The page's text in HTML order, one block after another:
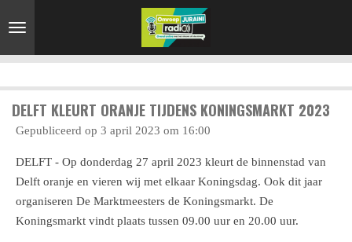
direct
naar
DELFT KLEURT ORANJE TIJDENS KONINGSMARKT 2023
Gepubliceerd op 3 april 2023 om 16:00
DELFT - Op donderdag 27 april 2023 kleurt de binnenstad van
Delft oranje en vieren wij met elkaar Koningsdag. Ook dit jaar
organiseren De Marktmeesters de Koningsmarkt. De
Koningsmarkt vindt plaats tussen 09.00 uur en 20.00 uur.